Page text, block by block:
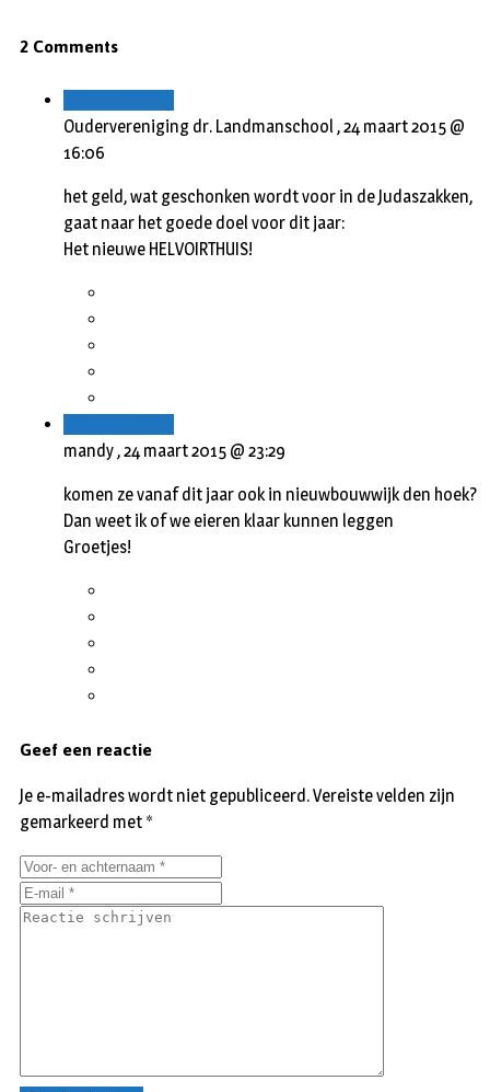
2 Comments
Oudervereniging dr. Landmanschool ,24 maart 2015 @
16:06
het geld, wat geschonken wordt voor in de Judaszakken,
gaat naar het goede doel voor dit jaar:
Het nieuwe HELVOIRTHUIS!
mandy ,24 maart 2015 @ 23:29
komen ze vanaf dit jaar ook in nieuwbouwwijk den hoek?
Dan weet ik of we eieren klaar kunnen leggen
Groetjes!
Geef een reactie
Je e-mailadres wordt niet gepubliceerd.Vereiste velden zijn
gemarkeerd met *